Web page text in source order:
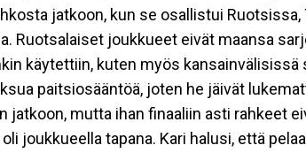
jatkoon, kun se osallistui
Ruotsalaiset joukkueet eivät maansa
käytettiin, kuten myös
paitsiosääntöä, joten he jäivät
jatkoon, mutta ihan finaaliin asti rahkeet
joukkueella tapana. Kari halusi, että